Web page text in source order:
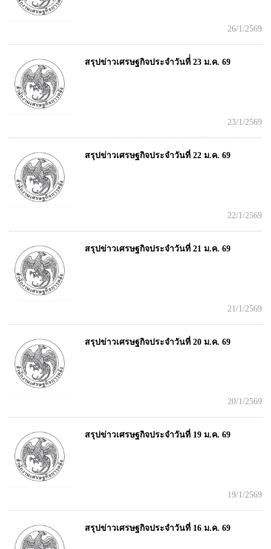
26/1/2569
สรุปข่าวเศรษฐกิจประจำวันที่่ 23 ม.ค. 69
23/1/2569
สรุปข่าวเศรษฐกิจประจำวันที่ 22 ม.ค. 69
22/1/2569
สรุปข่าวเศรษฐกิจประจำวันที่ 21 ม.ค. 69
21/1/2569
สรุปข่าวเศรษฐกิจประจำวันที่ 20 ม.ค. 69
20/1/2569
สรุปข่าวเศรษฐกิจประจำวันที่ 19 ม.ค. 69
19/1/2569
สรุปข่าวเศรษฐกิจประจำวันที่ 16 ม.ค. 69